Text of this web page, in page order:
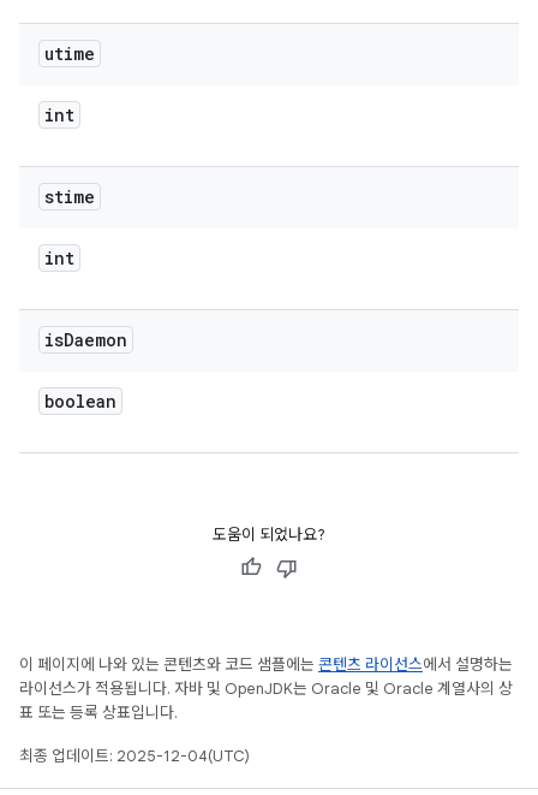
utime
int
stime
int
isDaemon
boolean
도움이 되었나요?
이 페이지에 나와 있는 콘텐츠와 코드 샘플에는 콘텐츠 라이선스에서 설명하는
라이선스가 적용됩니다. 자바 및 OpenJDK는 Oracle 및 Oracle 계열사의 상
표 또는 등록 상표입니다.
최종 업데이트: 2025-12-04(UTC)